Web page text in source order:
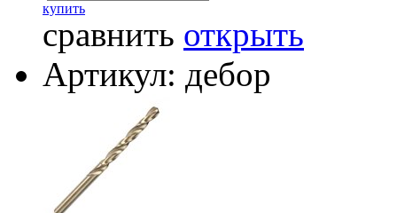
купить
сравнить открыть
Артикул: дебор